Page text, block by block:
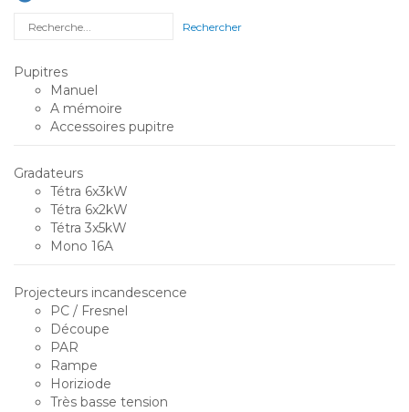
Rechercher
Pupitres
Manuel
A mémoire
Accessoires pupitre
Gradateurs
Tétra 6x3kW
Tétra 6x2kW
Tétra 3x5kW
Mono 16A
Projecteurs incandescence
PC / Fresnel
Découpe
PAR
Rampe
Horiziode
Très basse tension